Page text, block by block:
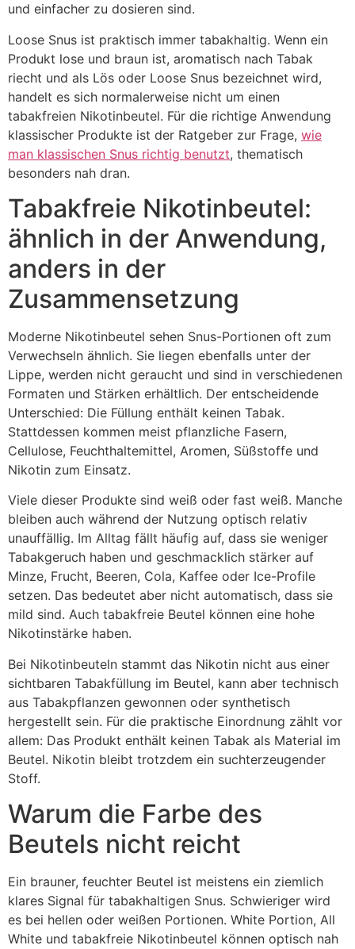
und einfacher zu dosieren sind.
Loose Snus ist praktisch immer tabakhaltig. Wenn ein
Produkt lose und braun ist, aromatisch nach Tabak
riecht und als Lös oder Loose Snus bezeichnet wird,
handelt es sich normalerweise nicht um einen
tabakfreien Nikotinbeutel. Für die richtige Anwendung
klassischer Produkte ist der Ratgeber zur Frage, wie
man klassischen Snus richtig benutzt, thematisch
besonders nah dran.
Tabakfreie Nikotinbeutel:
ähnlich in der Anwendung,
anders in der
Zusammensetzung
Moderne Nikotinbeutel sehen Snus-Portionen oft zum
Verwechseln ähnlich. Sie liegen ebenfalls unter der
Lippe, werden nicht geraucht und sind in verschiedenen
Formaten und Stärken erhältlich. Der entscheidende
Unterschied: Die Füllung enthält keinen Tabak.
Stattdessen kommen meist pflanzliche Fasern,
Cellulose, Feuchthaltemittel, Aromen, Süßstoffe und
Nikotin zum Einsatz.
Viele dieser Produkte sind weiß oder fast weiß. Manche
bleiben auch während der Nutzung optisch relativ
unauffällig. Im Alltag fällt häufig auf, dass sie weniger
Tabakgeruch haben und geschmacklich stärker auf
Minze, Frucht, Beeren, Cola, Kaffee oder Ice-Profile
setzen. Das bedeutet aber nicht automatisch, dass sie
mild sind. Auch tabakfreie Beutel können eine hohe
Nikotinstärke haben.
Bei Nikotinbeuteln stammt das Nikotin nicht aus einer
sichtbaren Tabakfüllung im Beutel, kann aber technisch
aus Tabakpflanzen gewonnen oder synthetisch
hergestellt sein. Für die praktische Einordnung zählt vor
allem: Das Produkt enthält keinen Tabak als Material im
Beutel. Nikotin bleibt trotzdem ein suchterzeugender
Stoff.
Warum die Farbe des
Beutels nicht reicht
Ein brauner, feuchter Beutel ist meistens ein ziemlich
klares Signal für tabakhaltigen Snus. Schwieriger wird
es bei hellen oder weißen Portionen. White Portion, All
White und tabakfreie Nikotinbeutel können optisch nah